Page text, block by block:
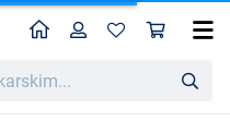
HomeProfil